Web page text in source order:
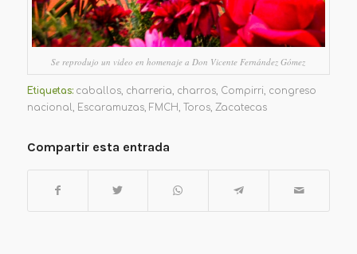
Se reprodujo un video en homenaje a Don Vicente Fernández Gómez
Etiquetas: caballos, charreria, charros, Compirri, congreso
nacional, Escaramuzas, FMCH, Toros, Zacatecas
Compartir esta entrada